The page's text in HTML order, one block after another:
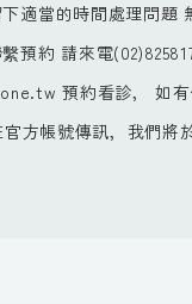
適當的時間處理問題
預約 請來電
預約看診， 如
方帳號傳訊，我們將